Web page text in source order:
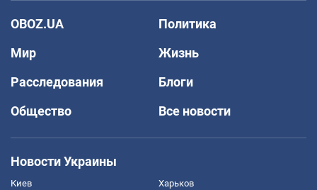
OBOZ.UA
Политика
Мир
Жизнь
Расследования
Блоги
Общество
Все новости
Новости Украины
Киев Харьков